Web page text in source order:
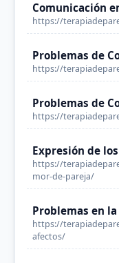
Comunicación
https://
Problemas de
https://
Problemas de
https://
Expresión de
https://
mor-de-pareja/
Problemas en
https://
afectos/